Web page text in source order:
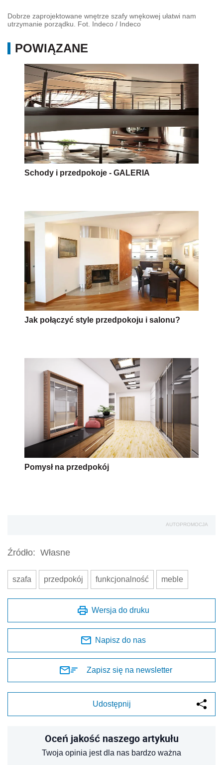
Dobrze zaprojektowane wnętrze szafy wnękowej ułatwi nam
utrzymanie porządku. Fot. Indeco / Indeco
POWIĄZANE
Schody i przedpokoje - GALERIA
Jak połączyć style przedpokoju i salonu?
Pomysł na przedpokój
AUTOPROMOCJA
Źródło: Własne
szafa przedpokój funkcjonalność meble
Wersja do druku
Napisz do nas
Zapisz się na newsletter
Udostępnij
Oceń jakość naszego artykułu
Twoja opinia jest dla nas bardzo ważna